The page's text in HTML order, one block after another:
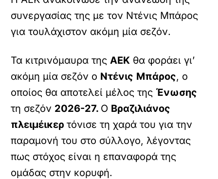
συνεργασίας της με τον Ντένις Μπάρος
για τουλάχιστον ακόμη μία σεζόν.
Τα κιτρινόμαυρα τηςΑΕΚ θα φοράει γι’
ακόμη μία σεζόν ο Ντένις Μπάρος, ο
οποίος θα αποτελεί μέλος της Ένωσης
τη σεζόν 2026-27. Ο Βραζιλιάνος
πλειμέικερτόνισε τη χαρά του για την
παραμονή του στο σύλλογο, λέγοντας
πως στόχος είναι η επαναφορά της
ομάδας στην κορυφή.